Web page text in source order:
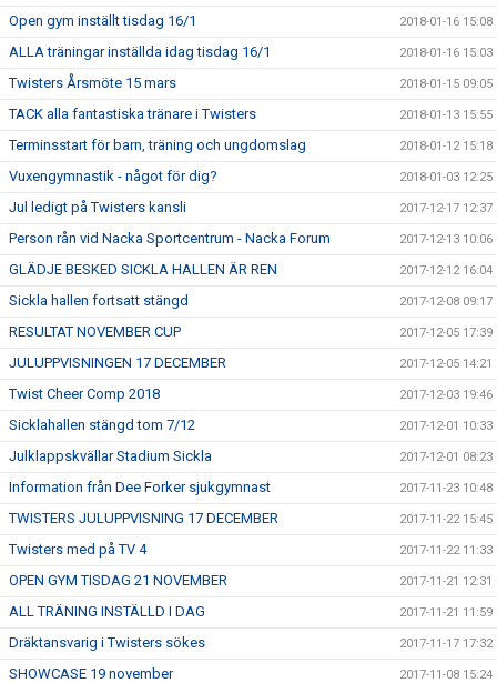
Open gym inställt tisdag 16/1 2018-01-16 15:08
ALLA träningar inställda idag tisdag 16/1 2018-01-16 15:03
Twisters Årsmöte 15 mars 2018-01-15 09:05
TACK alla fantastiska tränare i Twisters 2018-01-13 15:55
Terminsstart för barn, träning och ungdomslag 2018-01-12 15:18
Vuxengymnastik - något för dig? 2018-01-03 12:25
Jul ledigt på Twisters kansli 2017-12-17 12:37
Person rån vid Nacka Sportcentrum - Nacka Forum 2017-12-13 10:06
GLÄDJE BESKED SICKLA HALLEN ÄR REN 2017-12-12 16:04
Sickla hallen fortsatt stängd 2017-12-08 09:17
RESULTAT NOVEMBER CUP 2017-12-05 17:39
JULUPPVISNINGEN 17 DECEMBER 2017-12-05 14:21
Twist Cheer Comp 2018 2017-12-03 19:46
Sicklahallen stängd tom 7/12 2017-12-01 10:33
Julklappskvällar Stadium Sickla 2017-12-01 08:23
Information från Dee Forker sjukgymnast 2017-11-23 10:48
TWISTERS JULUPPVISNING 17 DECEMBER 2017-11-22 15:45
Twisters med på TV 4 2017-11-22 11:33
OPEN GYM TISDAG 21 NOVEMBER 2017-11-21 12:31
ALL TRÄNING INSTÄLLD I DAG 2017-11-21 11:59
Dräktansvarig i Twisters sökes 2017-11-17 17:32
SHOWCASE 19 november 2017-11-08 15:24